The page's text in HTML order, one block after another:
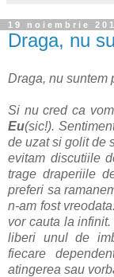
19 noiembrie
Draga, nu
Draga, nu suntem
Si nu cred ca
Eu(sic!).
de uzat si golit de
evitam discutiile
trage draperiile
preferi sa
n-am fost
vor cauta la
liberi unul de
fiecare
atingerea sau